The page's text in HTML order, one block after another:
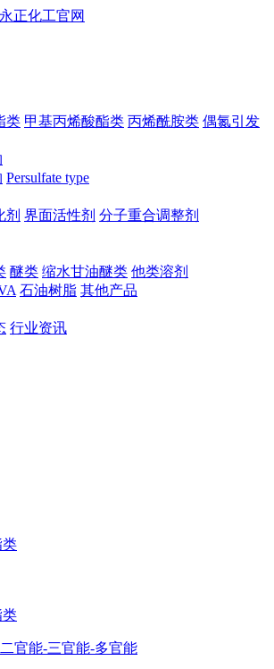
类 甲基丙烯酸酯类 丙烯酰胺类 偶氮引发
Persulfate type
剂 界面活性剂 分子重合调整剂
醚类 缩水甘油醚类 他类溶剂
石油树脂 其他产品
行业资讯
类
类